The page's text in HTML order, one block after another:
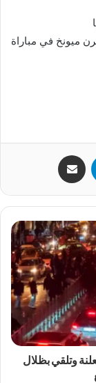
ميونخ في مباراة
تيلقرام
وتلقي بظلال